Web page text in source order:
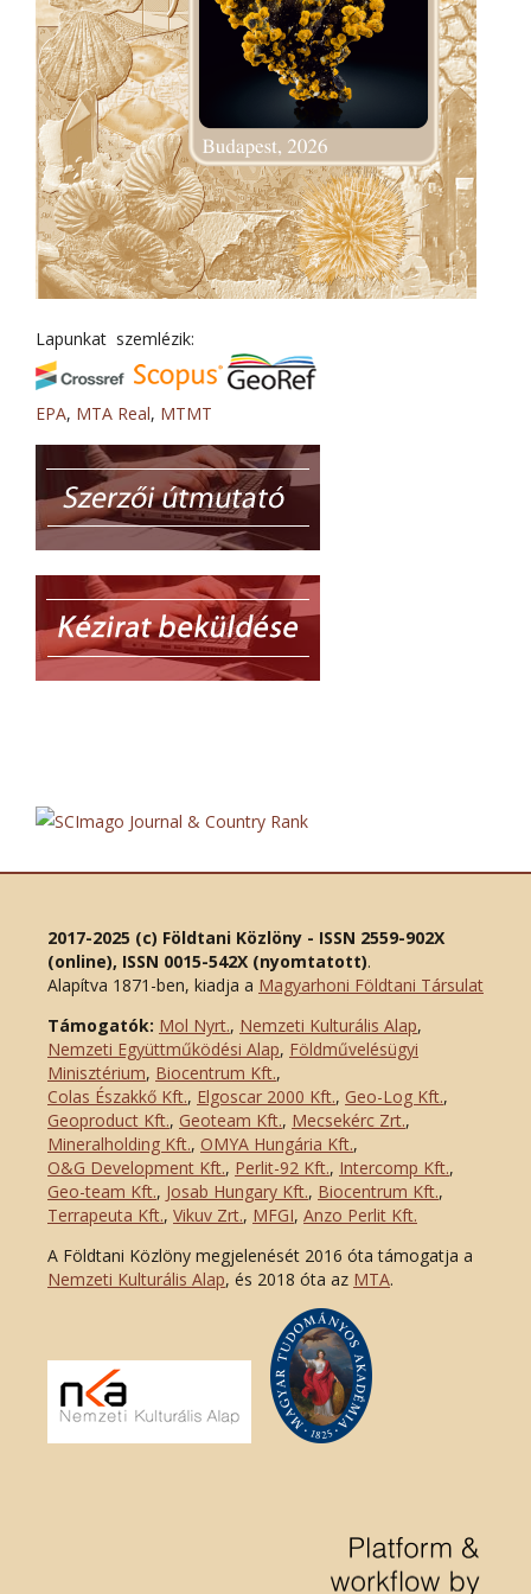
Lapunkat szemlézik:
EPA, MTA Real, MTMT
2017-2025 (c) Földtani Közlöny - ISSN 2559-902X
(online), ISSN 0015-542X (nyomtatott).
Alapítva 1871-ben, kiadja a Magyarhoni Földtani Társulat
Támogatók: Mol Nyrt., Nemzeti Kulturális Alap,
Nemzeti Együttműködési Alap, Földművelésügyi
Minisztérium, Biocentrum Kft.,
Colas Északkő Kft., Elgoscar 2000 Kft., Geo-Log Kft.,
Geoproduct Kft., Geoteam Kft., Mecsekérc Zrt.,
Mineralholding Kft., OMYA Hungária Kft.,
O&G Development Kft., Perlit-92 Kft., Intercomp Kft.,
Geo-team Kft., Josab Hungary Kft., Biocentrum Kft.,
Terrapeuta Kft., Vikuv Zrt., MFGI, Anzo Perlit Kft.
A Földtani Közlöny megjelenését 2016 óta támogatja a
Nemzeti Kulturális Alap, és 2018 óta az MTA.